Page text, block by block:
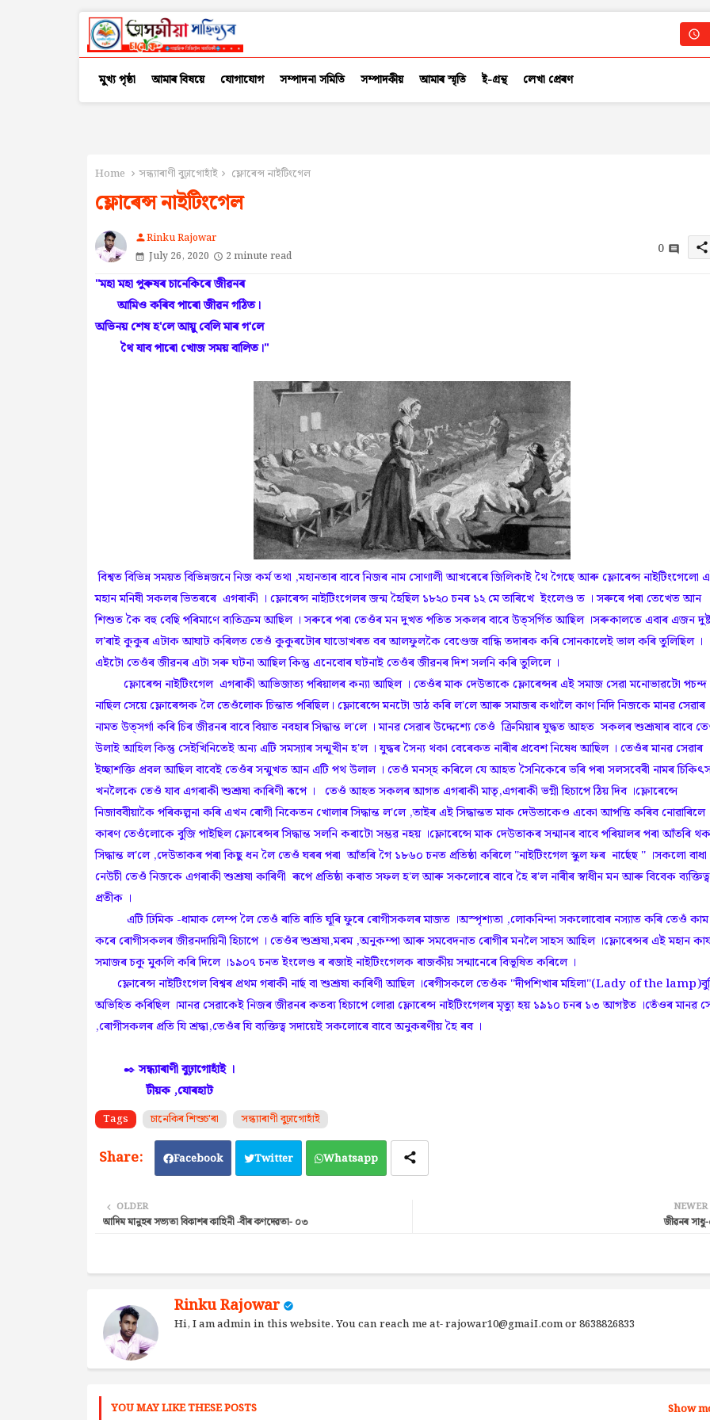
মুখ্য পৃষ্ঠা আমাৰ বিষয়ে যোগাযোগ সম্পাদনা সমিতি সম্পাদকীয় আমাৰ স্মৃতি ই-গ্ৰন্থ লেখা প্ৰেৰণ
Home সন্ধ্যাৰাণী বুঢ়াগোহাঁই ফ্লোৰেন্স নাইটিংগেল
ফ্লোৰেন্স নাইটিংগেল
personRinku Rajowar
July 26, 2020
2 minute read 0 share
''মহা মহা পুৰুষৰ চানেকিৰে জীৱনৰ
আমিও কৰিব পাৰো জীৱন গঠিত।
অভিনয় শেষ হ'লে আয়ু বেলি মাৰ গ'লে
থৈ যাব পাৰো খোজ সময় বালিত‌।''
বিশ্বত বিভিন্ন সময়ত বিভিন্নজনে নিজ কৰ্ম তথা ,মহানতাৰ বাবে নিজৰ নাম সোণালী আখৰেৰে জিলিকাই থৈ গৈছে আৰু ফ্লোৰেন্স নাইটিংগেলো
মহান মনিষী সকলৰ ভিতৰৰে এগৰাকী । ফ্লোৰেন্স নাইটিংগেলৰ জন্ম হৈছিল ১৮২০ চনৰ ১২ মে তাৰিখে ইংলেণ্ড ত । সৰুৰে পৰা তেখেত আন
শিশুত কৈ বহু বেছি পৰিমাণে ব্যতিক্ৰম আছিল । সৰুৰে পৰা তেওঁৰ মন দুখত পতিত সকলৰ বাবে উত্সৰ্গিত আছিল ।সৰুকালতে এবাৰ এজন দুষ্ট
ল'ৰাই কুকুৰ এটাক আঘাট কৰিলত তেওঁ কুকুৰটোৰ ঘাডোখৰত বৰ আলফুলকৈ বেণ্ডেজ বান্ধি তদাৰক কৰি সোনকালেই ভাল কৰি তুলিছিল ।
এইটো তেওঁৰ জীৱনৰ এটা সৰু ঘটনা আছিল কিন্তু এনেবোৰ ঘটনাই তেওঁৰ জীৱনৰ দিশ সলনি কৰি তুলিলে ।
ফ্লোৰেন্স নাইটিংগেল এগৰাকী আভিজাত্য পৰিয়ালৰ কন্যা আছিল । তেওঁৰ মাক দেউতাকে ফ্লোৰেন্সৰ এই সমাজ সেৱা মনোভাৱটো পচন্দ
নাছিল সেয়ে ফ্লোৰেন্সক লৈ তেওঁলোক চিন্তাত পৰিছিল। ফ্লোৰেন্সে মনটো ডাঠ কৰি ল'লে আৰু সমাজৰ কথালৈ কাণ নিদি নিজকে মানৱ সেৱাৰ
নামত উত্সৰ্গা কৰি চিৰ জীৱনৰ বাবে বিয়াত নবহাৰ সিদ্ধান্ত ল'লে । মানৱ সেৱাৰ উদ্দেশ্যে তেওঁ ক্ৰিমিয়াৰ যুদ্ধত আহত সকলৰ শুশ্ৰূষাৰ বাবে
উলাই আহিল কিন্তু সেইখিনিতেই অন্য এটি সমস্যাৰ সন্মূখীন হ'ল । যুদ্ধৰ সৈন্য থকা বেৰেকত নাৰীৰ প্ৰবেশ নিষেধ আছিল । তেওঁৰ মানৱ সেৱাৰ
ইচ্ছাশক্তি প্ৰবল আছিল বাবেই তেওঁৰ সন্মুখত আন এটি পথ উলাল । তেওঁ মনস্হ কৰিলে যে আহত সৈনিকেৰে ভৰি পৰা সলসবেৰী নামৰ
খনলৈকে তেওঁ যাব এগৰাকী শুশ্ৰূষা কাৰিণী ৰূপে । তেওঁ আহত সকলৰ আগত এগৰাকী মাতৃ,এগৰাকী ভগ্নী হিচাপে ঠিয় দিব ।ফ্লোৰেন্সে
নিজাববীয়াকৈ পৰিকল্পনা কৰি এখন ৰোগী নিকেতন খোলাৰ সিদ্ধান্ত ল'লে ,তাইৰ এই সিদ্ধান্তত মাক দেউতাকেও একো আপত্তি কৰিব নোৱাৰিলে
কাৰণ তেওঁলোকে বুজি পাইছিল ফ্লোৰেন্সৰ সিদ্ধান্ত সলনি কৰাটো সম্ভৱ নহয় ।ফ্লোৰেন্সে মাক দেউতাকৰ সন্মানৰ বাবে পৰিয়ালৰ পৰা আঁতৰি
সিদ্ধান্ত ল'লে ,দেউতাকৰ পৰা কিছু ধন লৈ তেওঁ ঘৰৰ পৰা আঁতৰি গৈ ১৮৬০ চনত প্ৰতিষ্ঠা কৰিলে ''নাইটিংগেল স্কুল ফৰ নাৰ্ছেছ '' ‌।সকলো বাধা
নেউচী তেওঁ নিজকে এগৰাকী শুশ্ৰূষা কাৰিণী ৰূপে প্ৰতিষ্ঠা কৰাত সফল হ'ল আৰু সকলোৰে বাবে হৈ ৰ'ল নাৰীৰ স্বাধীন মন আৰু বিবেক
প্ৰতীক ।
‌ এটি ঢিমিক -ধামাক লেম্প লৈ তেওঁ ৰাতি ৰাতি ঘূৰি ফুৰে ৰোগীসকলৰ মাজত ।অস্পৃশ্যতা ,লোকনিন্দা সকলোবোৰ নস্যাত কৰি তেওঁ কাম
কৰে ৰোগীসকলৰ জীৱনদায়িনী হিচাপে । তেওঁৰ শুশ্ৰূষা,মৰম ,অনুকম্পা আৰু সমবেদনাত ৰোগীৰ মনলৈ সাহস আহিল ।ফ্লোৰেন্সৰ এই মহান
সমাজৰ চকু মুকলি কৰি দিলে ।১৯০৭ চনত ইংলেণ্ড ৰ ৰজাই নাইটিংগেলক ৰাজকীয় সন্মানেৰে বিভূষিত কৰিলে ।
ফ্লোৰেন্স নাইটিংগেল বিশ্বৰ প্ৰথম গৰাকী নাৰ্ছ বা শুশ্ৰূষা কাৰিণী আছিল ।ৰেগীসকলে তেওঁক ''দীপশিখাৰ মহিলা''(Lady of the
অভিহিত কৰিছিল ।মানৱ সেৱাকেই নিজৰ জীৱনৰ কতব্য হিচাপে লোৱা ফ্লোৰেন্স নাইটিংগেলৰ মৃত্যু হয় ১৯১০ চনৰ ১৩ আগষ্টত ।তেঁওৰ মানৱ
,ৰোগীসকলৰ প্ৰতি যি শ্ৰদ্ধা,তেওঁৰ যি ব্যক্তিত্ব সদায়েই সকলোৰে বাবে অনুকৰণীয় হৈ ৰব ।
✒️সন্ধ্যাৰাণী বুঢ়াগোহাঁই ।
টীয়ক ,যোৰহাট
Tags চানেকিৰ শিশুচ'ৰা সন্ধ্যাৰাণী বুঢ়াগোহাঁই
Facebook Twitter Whatsapp
NEWER
জীৱনৰ
OLDER
আদিম মানুহৰ সভ্যতা বিকাশৰ কাহিনী -বীৰ কণদেৱতা- ০৩
Rinku Rajowar
Hi, I am admin in this website. You can reach me at- rajowar10@gmaiI.com or 8638826833
YOU MAY LIKE THESE POSTS Show